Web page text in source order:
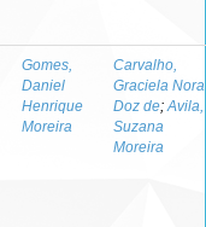
Gomes,
Daniel
Henrique
Moreira
Carvalho,
Graciela Nora
Doz de;Avila,
Suzana
Moreira